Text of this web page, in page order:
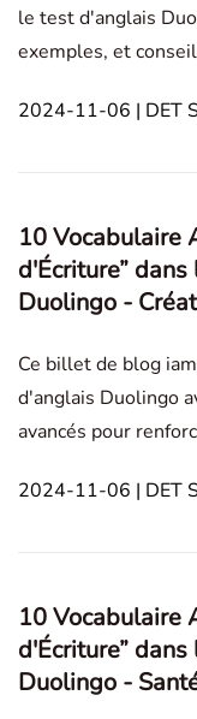
le test d'anglais
exemples, et
expériences personnelles.
2024-11-06 | DET
10 Vocabulaire
d'Écriture”
Duolingo -
Ce billet de blog
d'anglais Duolingo
avancés pour
d'écriture. Writing Sample Expérience Personnelle
2024-11-06 | DET
10 Vocabulaire
d'Écriture”
Duolingo -